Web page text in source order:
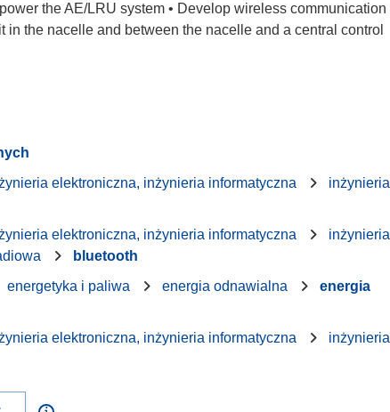
the AE/LRU system • Develop wireless communication
the nacelle and between the nacelle and a central control
elektroniczna, inżynieria informatyczna
inżynieria
elektroniczna, inżynieria informatyczna
inżynieria
bluetooth
energetyka i paliwa energia odnawialna
energia
elektroniczna, inżynieria informatyczna
inżynieria